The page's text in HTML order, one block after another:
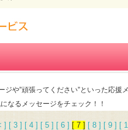
ジや”頑張ってください”といった応
なるメッセージをチェック！！
] [ 3 ] [ 4 ] [ 5 ] [ 6 ] [ 7 ] [ 8 ] [ 9 ] [